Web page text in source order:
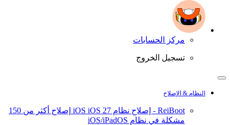
مركز الحسابات
تسجيل الخروج
النظام & الإصلاح
ReiBoot - إصلاح نظام iOS iOS 27
إصلاح أكثر من 150
مشكلة في نظام iOS/iPadOS